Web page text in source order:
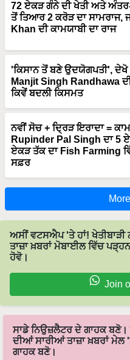
72 ਏਕੜ ਗੰਨੇ ਦੀ ਖੇਤੀ ਅਤੇ
ਤੋਂ ਤਿਆਰ 2 ਕਰੋੜ ਦਾ ਸਾਮਰਾਜ,
Khan ਦੀ ਕਾਮਯਾਬੀ ਦਾ ਰਾਜ
'ਕਿਸਾਨ ਤੋਂ ਬਣੇ ਉਦਯੋਗਪਤੀ',
Manjit Singh Randhawa
ਕਿਵੇਂ ਬਦਲੀ ਕਿਸਮਤ
ਨਵੀਂ ਸੋਚ + ਦ੍ਰਿੜ ਇਰਾਦਾ =
Rupinder Pal Singh ਦਾ 5
ਏਕੜ ਤੱਕ ਦਾ Fish Farming
ਸਫ਼ਰ
ਅਸੀਂ ਵਟਸਐਪ 'ਤੇ ਹਾਂ!
ਤਾਜ਼ਾ ਖ਼ਬਰਾਂ ਮੋਬਾਈਲ ਵਿੱਚ
ਹੋਵੋ।
Join
ਸਾਡੇ ਨਿਉਜ਼ਲੈਟਰ ਦੇ ਗਾਹਕ ਬਣੋ।
ਦੀਆਂ ਸਾਰੀਆਂ ਤਾਜ਼ਾ ਖ਼ਬਰਾਂ
ਗਾਹਕ ਬਣੋ।